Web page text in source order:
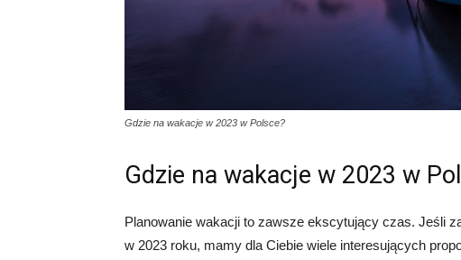
Gdzie na wakacje w 2023 w Polsce?
Gdzie na wakacje w 2023 w
Planowanie wakacji to zawsze ekscytujący czas. Jeśli
w 2023 roku, mamy dla Ciebie wiele interesujących